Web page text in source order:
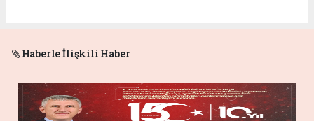
Haberle İlişkili Haber